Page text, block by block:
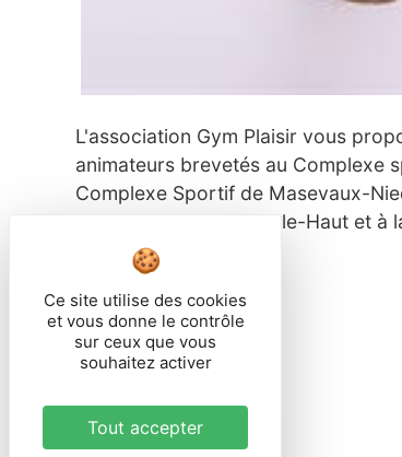
L'association Gym Plaisir vous
animateurs brevetés au Complexe
Complexe Sportif de Masevaux-
polyvalente de Soppe-le-Haut et à
Ce site utilise des cookies
et vous donne le contrôle
sur ceux que vous
souhaitez activer
Tout accepter